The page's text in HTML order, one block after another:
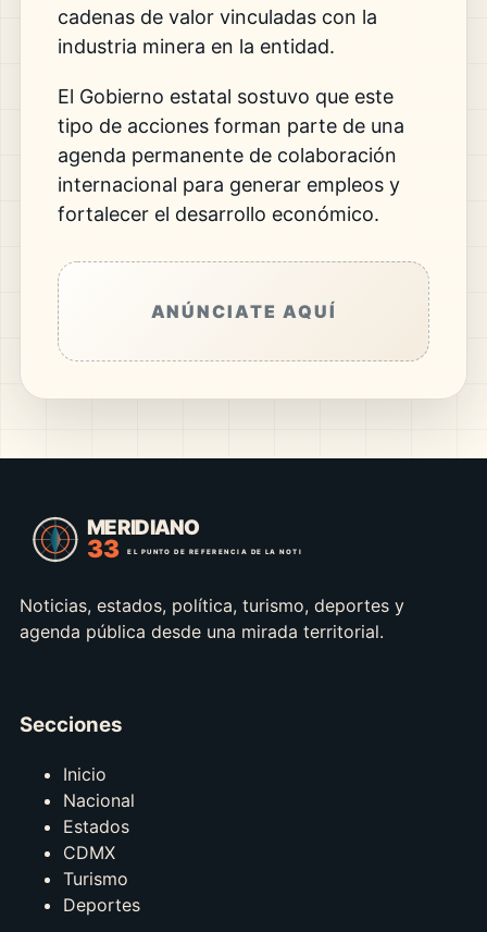
cadenas de valor vinculadas con la
industria minera en la entidad.
El Gobierno estatal sostuvo que este
tipo de acciones forman parte de una
agenda permanente de colaboración
internacional para generar empleos y
fortalecer el desarrollo económico.
ANÚNCIATE AQUÍ
Noticias, estados, política, turismo, deportes y
agenda pública desde una mirada territorial.
Secciones
Inicio
Nacional
Estados
CDMX
Turismo
Deportes